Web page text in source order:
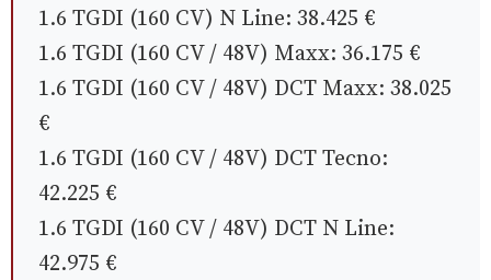
1.6 TGDI (160 CV) N Line: 38.425 €
1.6 TGDI (160 CV / 48V) Maxx: 36.175 €
1.6 TGDI (160 CV / 48V) DCT Maxx: 38.025
€
1.6 TGDI (160 CV / 48V) DCT Tecno:
42.225 €
1.6 TGDI (160 CV / 48V) DCT N Line:
42.975 €